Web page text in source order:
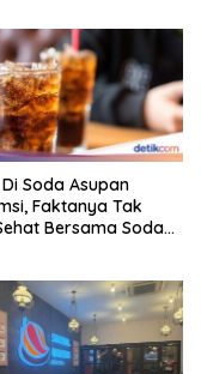
Soda Asupan
Faktanya Tak
Bersama Soda